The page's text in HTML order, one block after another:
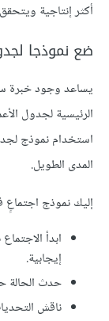
أكثر إنتاجية
ضع نموذجا
يساعد وجود خبرة
الرئيسية لجدول
استخدام نموذج
المدى الطويل.
إليك نموذج
ابدأ
إيجابية.
حدث الحالة
ناقش